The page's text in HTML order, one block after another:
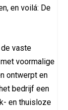
en voilá: De
vaste
voormalige
ontwerpt en
bedrijf een
en thuisloze